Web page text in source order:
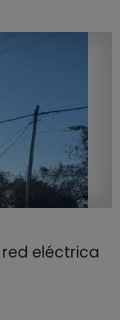
red eléctrica